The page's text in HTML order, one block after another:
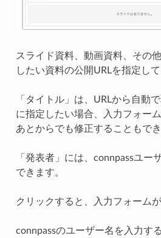
スライド資料、動画資料、その
したい資料の公開URLを指定して
「タイトル」は、URLから自動
に指定したい場合、入力フォー
あとからでも修正することもでき
「発表者」には、connpassユー
できます。
クリックすると、入力フォーム
connpassのユーザー名を入力す